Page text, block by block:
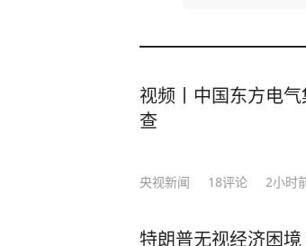
视频丨中国东方电
查
央视新闻 18评论 2小时
特朗普无视经济困境